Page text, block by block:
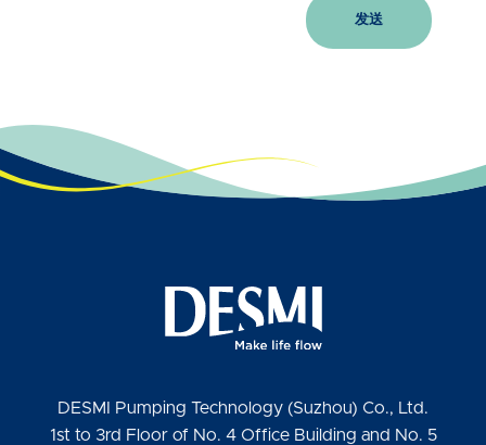
发送
DESMI Pumping Technology (Suzhou) Co., Ltd.
1st to 3rd Floor of No. 4 Office Building and No. 5